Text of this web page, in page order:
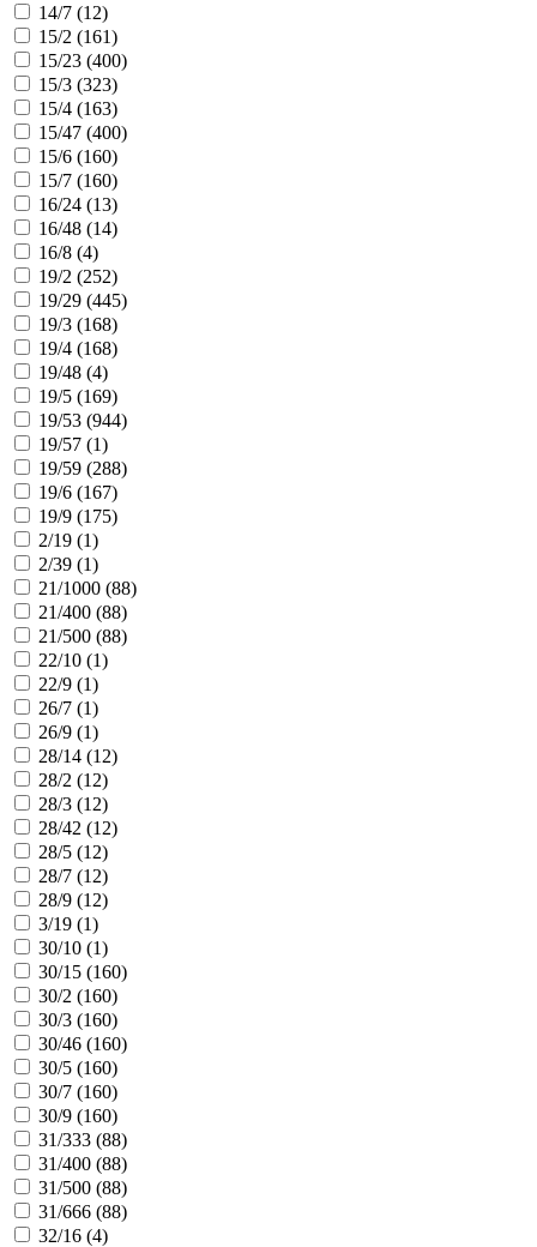
14/7 (12)
15/2 (161)
15/23 (400)
15/3 (323)
15/4 (163)
15/47 (400)
15/6 (160)
15/7 (160)
16/24 (13)
16/48 (14)
16/8 (4)
19/2 (252)
19/29 (445)
19/3 (168)
19/4 (168)
19/48 (4)
19/5 (169)
19/53 (944)
19/57 (1)
19/59 (288)
19/6 (167)
19/9 (175)
2/19 (1)
2/39 (1)
21/1000 (88)
21/400 (88)
21/500 (88)
22/10 (1)
22/9 (1)
26/7 (1)
26/9 (1)
28/14 (12)
28/2 (12)
28/3 (12)
28/42 (12)
28/5 (12)
28/7 (12)
28/9 (12)
3/19 (1)
30/10 (1)
30/15 (160)
30/2 (160)
30/3 (160)
30/46 (160)
30/5 (160)
30/7 (160)
30/9 (160)
31/333 (88)
31/400 (88)
31/500 (88)
31/666 (88)
32/16 (4)